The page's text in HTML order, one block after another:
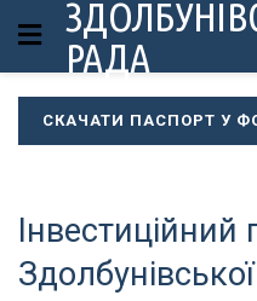
РАДА
СКАЧАТИ ПАСПОРТ У
Інвестиційний